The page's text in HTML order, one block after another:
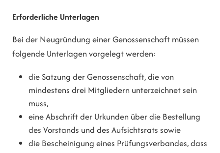
Erforderliche Unterlagen
Bei der Neugründung einer Genossenschaft müssen
folgende Unterlagen vorgelegt werden:
die Satzung der Genossenschaft, die von
mindestens drei Mitgliedern unterzeichnet sein
muss,
eine Abschrift der Urkunden über die Bestellung
des Vorstands und des Aufsichtsrats sowie
die Bescheinigung eines Prüfungsverbandes, dass